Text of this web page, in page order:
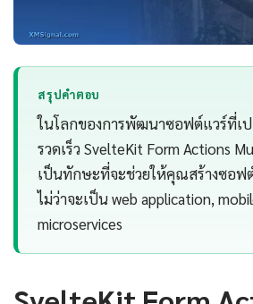
สรุปคำตอบ
ในโลกของการพัฒนาซอฟต์แวร์ที่เ
รวดเร็ว SvelteKit Form Actions
เป็นทักษะที่จะช่วยให้คุณสร้างซอ
ไม่ว่าจะเป็น web application,
microservices